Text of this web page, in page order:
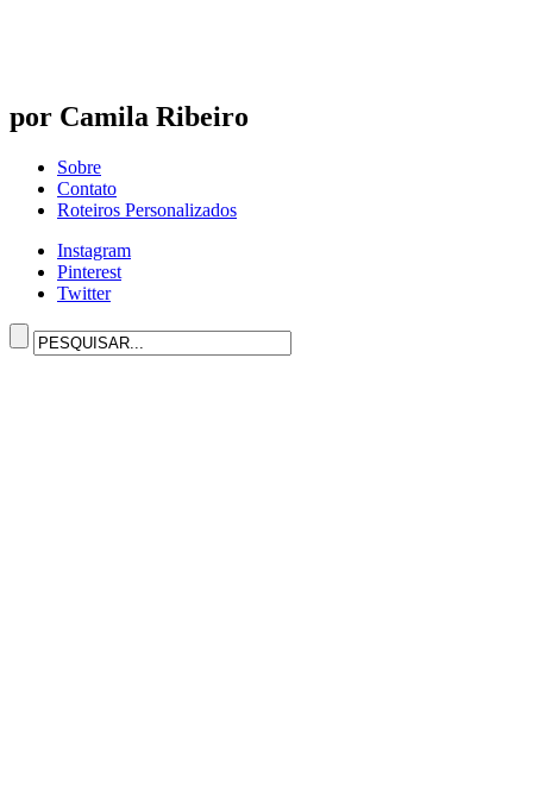
por Camila Ribeiro
Sobre
Contato
Roteiros Personalizados
Instagram
Pinterest
Twitter